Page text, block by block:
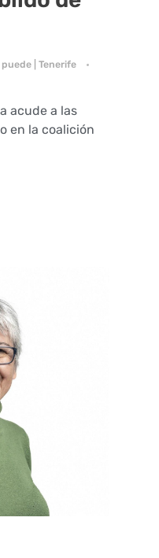
puede | Tenerife
acude a las
en la coalición